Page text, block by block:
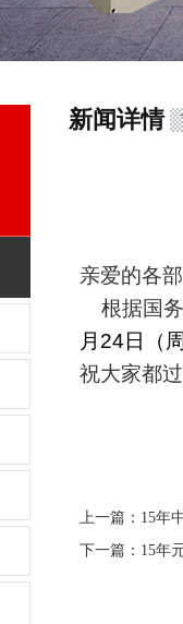
新闻详情
亲爱的各
根据国
月 24 日（
祝大家都
上一篇： 15年
下一篇： 15年